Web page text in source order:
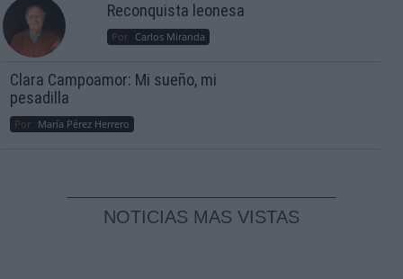
Reconquista leonesa
Por Carlos Miranda
Clara Campoamor: Mi sueño, mi
pesadilla
Por María Pérez Herrero
NOTICIAS MAS VISTAS